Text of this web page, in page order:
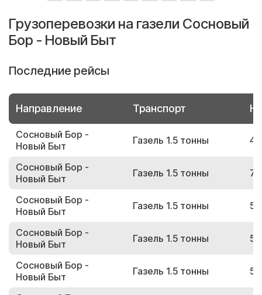
Грузоперевозки на газели Сосновый
Бор - Новый Быт
Последние рейсы
Направление Транспорт
Сосновый Бор -
Новый Быт
Газель 1.5 тонны
Сосновый Бор -
Новый Быт
Газель 1.5 тонны
Сосновый Бор -
Новый Быт
Газель 1.5 тонны
Сосновый Бор -
Новый Быт
Газель 1.5 тонны
Сосновый Бор -
Новый Быт
Газель 1.5 тонны